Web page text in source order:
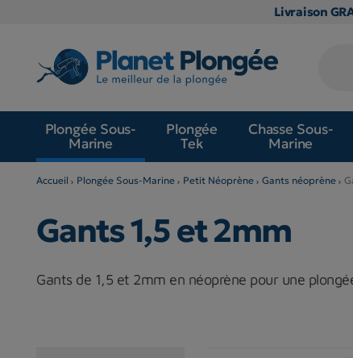
Livraison
Plongée Sous-
Marine
Plongée
Tek
Chasse Sous-
Marine
Accueil Plongée Sous-Marine Petit Néoprène Gants néoprène
Gants 1,5 et 2mm
Gants de 1,5 et 2mm en néoprène pour une